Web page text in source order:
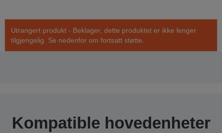
Utrangert produkt - Beklager, dette produktet er ikke lenger
tilgjengelig. Se nedenfor om fortsatt støtte.
Kompatible hovedenheter